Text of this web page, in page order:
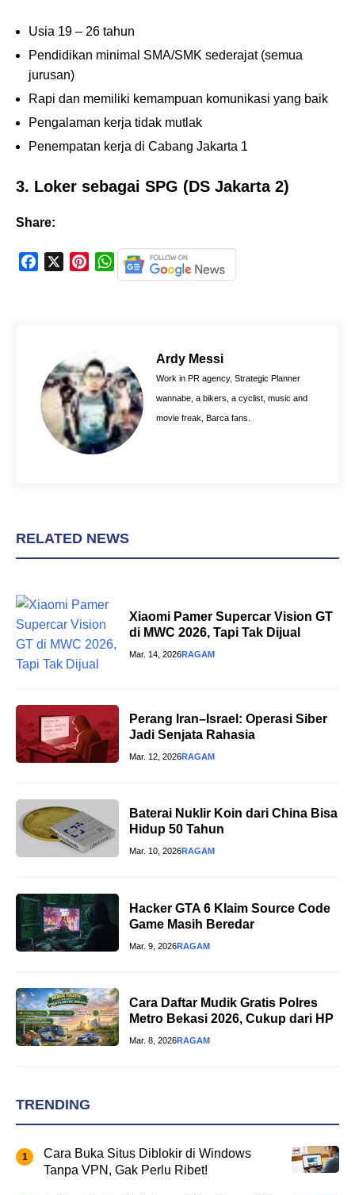
Usia 19 – 26 tahun
Pendidikan minimal SMA/SMK sederajat (semua
jurusan)
Rapi dan memiliki kemampuan komunikasi yang baik
Pengalaman kerja tidak mutlak
Penempatan kerja di Cabang Jakarta 1
3. Loker sebagai SPG (DS Jakarta 2)
Share:
k
r
e
s
W
h
p
p
Ardy Messi
Work in PR agency, Strategic Planner
wannabe, a bikers, a cyclist, music and
movie freak, Barca fans.
RELATED NEWS
Xiaomi Pamer Supercar Vision GT
di MWC 2026, Tapi Tak Dijual
Mar. 14, 2026RAGAM
Perang Iran–Israel: Operasi Siber
Jadi Senjata Rahasia
Mar. 12, 2026RAGAM
Baterai Nuklir Koin dari China Bisa
Hidup 50 Tahun
Mar. 10, 2026RAGAM
Hacker GTA 6 Klaim Source Code
Game Masih Beredar
Mar. 9, 2026RAGAM
Cara Daftar Mudik Gratis Polres
Metro Bekasi 2026, Cukup dari HP
Mar. 8, 2026RAGAM
TRENDING
Cara Buka Situs Diblokir di Windows
Tanpa VPN, Gak Perlu Ribet!